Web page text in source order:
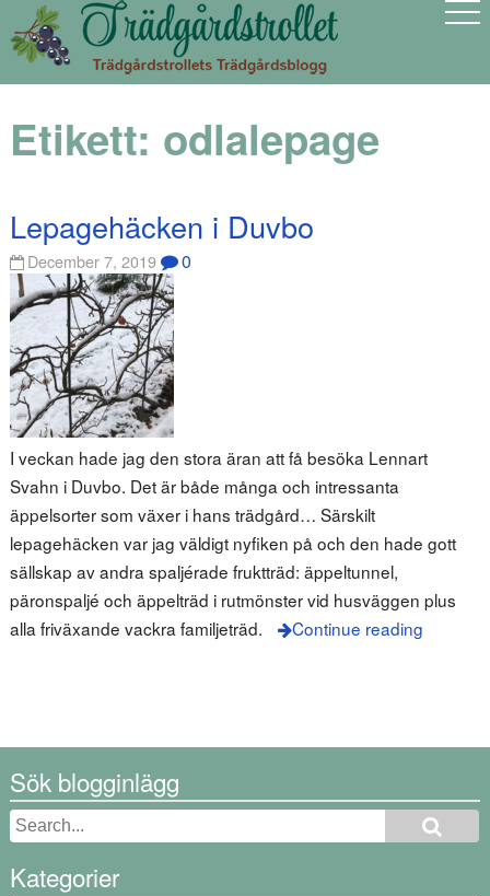
Etikett: odlalepage
Lepagehäcken i Duvbo
December 7, 2019 0
I veckan hade jag den stora äran att få besöka Lennart
Svahn i Duvbo. Det är både många och intressanta
äppelsorter som växer i hans trädgård… Särskilt
lepagehäcken var jag väldigt nyfiken på och den hade gott
sällskap av andra spaljérade fruktträd: äppeltunnel,
päronspaljé och äppelträd i rutmönster vid husväggen plus
alla friväxande vackra familjeträd.
Continue reading
Sök blogginlägg
Kategorier